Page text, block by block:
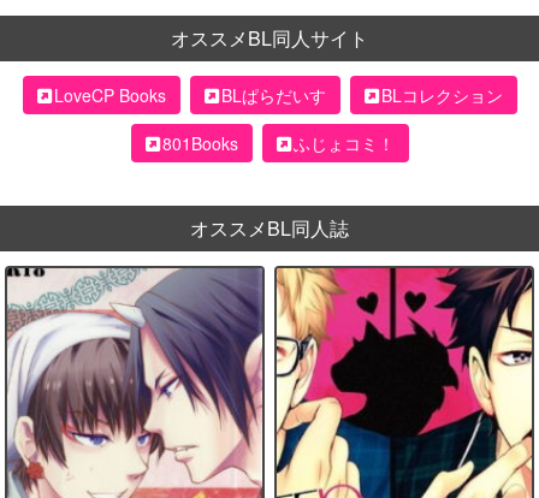
オススメBL同人サイト
LoveCP Books BLぱらだいす
BLコレクション
801Books
ふじょコミ！
オススメBL同人誌